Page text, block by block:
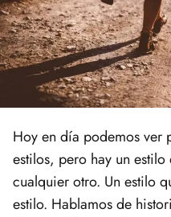
Hoy en día podemos ver
estilos, pero hay un
cualquier otro. Un estilo
estilo. Hablamos de